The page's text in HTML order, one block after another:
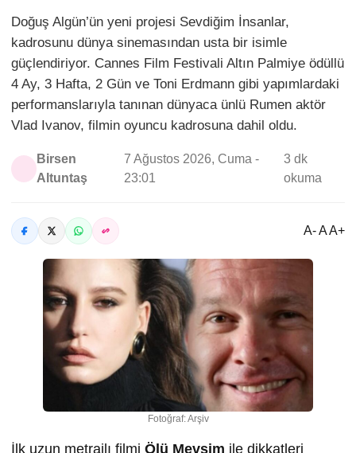
Doğuş Algün’ün yeni projesi Sevdiğim İnsanlar,
kadrosunu dünya sinemasından usta bir isimle
güçlendiriyor. Cannes Film Festivali Altın Palmiye ödüllü
4 Ay, 3 Hafta, 2 Gün ve Toni Erdmann gibi yapımlardaki
performanslarıyla tanınan dünyaca ünlü Rumen aktör
Vlad Ivanov, filmin oyuncu kadrosuna dahil oldu.
Birsen
Altuntaş
7 Ağustos 2026, Cuma -
23:01
3 dk
okuma
A- A A+
Fotoğraf: Arşiv
İlk uzun metrajlı filmi Ölü Mevsim ile dikkatleri